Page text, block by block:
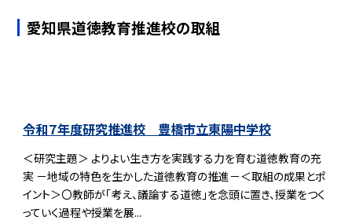
愛知県道徳教育推進校の取組
令和７年度研究推進校 豊橋市立東陽中学校
＜研究主題＞ よりよい生き方を実践する力を育む道徳教育の充
実 －地域の特色を生かした道徳教育の推進－＜取組の成果とポ
イント＞〇教師が「考え、議論する道徳」を念頭に置き、授業をつく
っていく過程や授業を展...